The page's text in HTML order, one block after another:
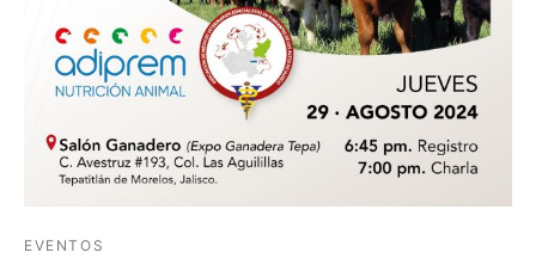
EVENTOS